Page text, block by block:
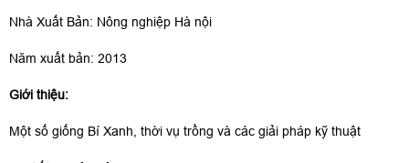
Nhà Xuất Bản: Nông nghiệp Hà nội
Năm xuất bản: 2013
Giới thiệu:
Một số giống Bí Xanh, thời vụ trồng và các giải pháp kỹ thuật